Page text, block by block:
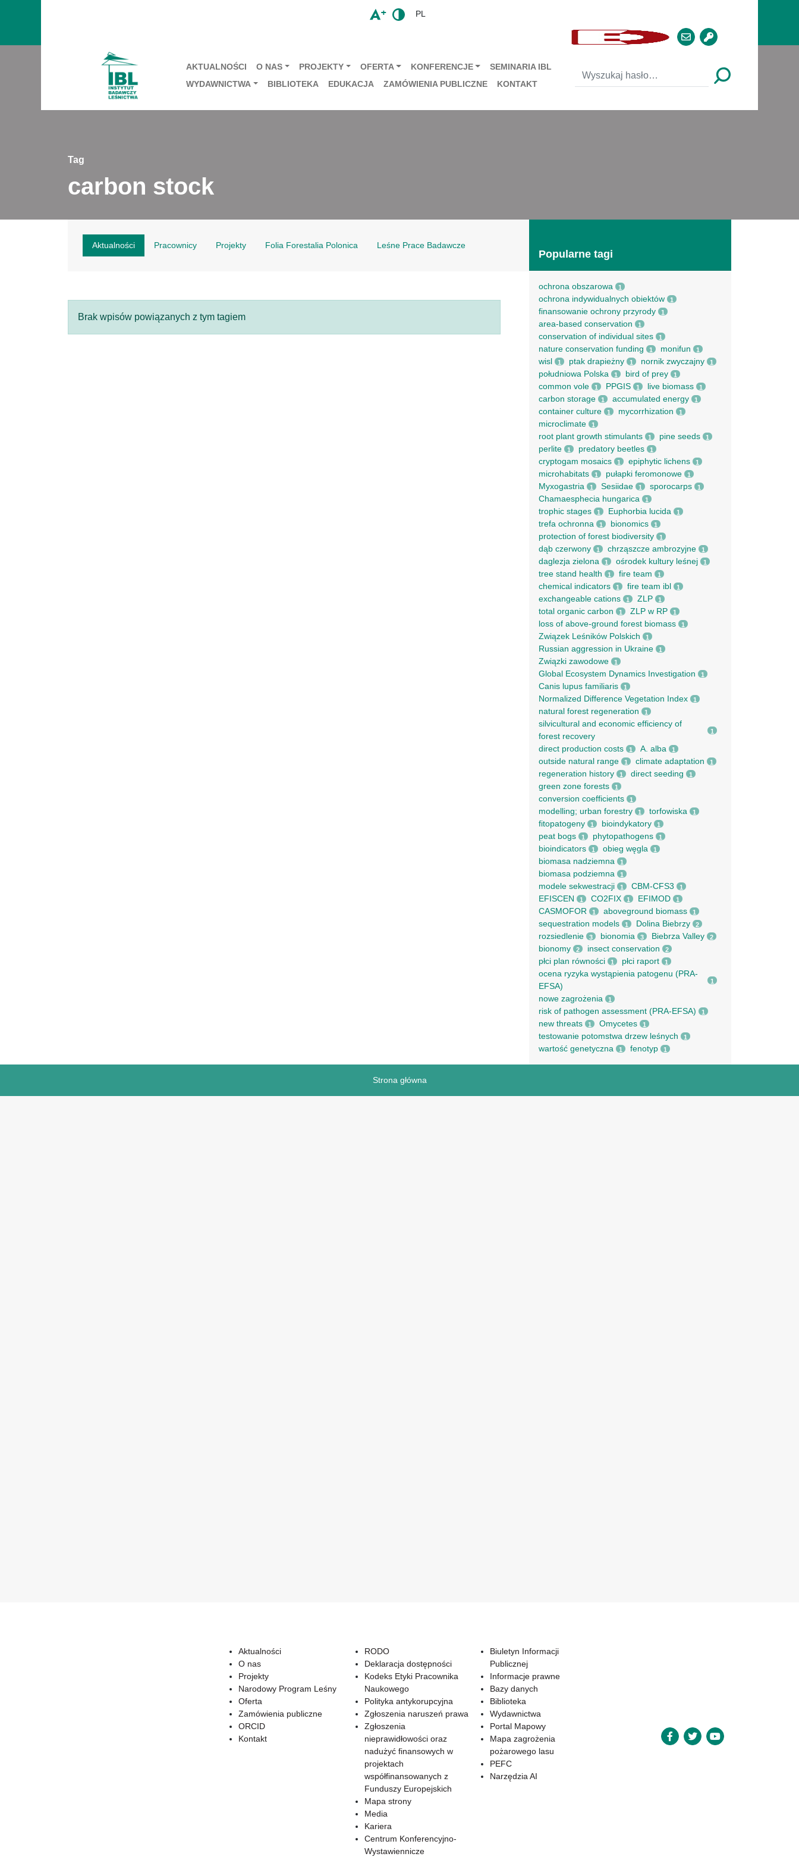
PL
AKTUALNOŚCI O NAS PROJEKTY OFERTA KONFERENCJE
SEMINARIA IBL
WYDAWNICTWA
BIBLIOTEKA EDUKACJA ZAMÓWIENIA PUBLICZNE KONTAKT
Tag
carbon stock
Aktualności Pracownicy Projekty Folia Forestalia Polonica Leśne Prace Badawcze
Brak wpisów powiązanych z tym tagiem
Popularne tagi
ochrona obszarowa 1
ochrona indywidualnych obiektów 1
finansowanie ochrony przyrody 1
area-based conservation 1
conservation of individual sites 1
nature conservation funding 1 monifun 1
wisl 1 ptak drapieżny 1 nornik zwyczajny 1
południowa Polska 1 bird of prey 1
common vole 1 PPGIS 1 live biomass 1
carbon storage 1 accumulated energy 1
container culture 1 mycorrhization 1
microclimate 1
root рlant growth stimulants 1 pine seeds 1
perlite 1 predatory beetles 1
cryptogam mosaics 1 epiphytic lichens 1
microhabitats 1 pułapki feromonowe 1
Myxogastria 1 Sesiidae 1 sporocarps 1
Chamaesphecia hungarica 1
trophic stages 1 Euphorbia lucida 1
trefa ochronna 1 bionomics 1
protection of forest biodiversity 1
dąb czerwony 1 chrząszcze ambrozyjne 1
daglezja zielona 1 ośrodek kultury leśnej 1
tree stand health 1 fire team 1
chemical indicators 1 fire team ibl 1
exchangeable cations 1 ZLP 1
total organic carbon 1 ZLP w RP 1
loss of above-ground forest biomass 1
Związek Leśników Polskich 1
Russian aggression in Ukraine 1
Związki zawodowe 1
Global Ecosystem Dynamics Investigation 1
Canis lupus familiaris 1
Normalized Difference Vegetation Index 1
natural forest regeneration 1
silvicultural and economic efficiency of
forest recovery
1
direct production costs 1 A. alba 1
outside natural range 1 climate adaptation 1
regeneration history 1 direct seeding 1
green zone forests 1
conversion coefficients 1
modelling; urban forestry 1 torfowiska 1
fitopatogeny 1 bioindykatory 1
peat bogs 1 phytopathogens 1
bioindicators 1 obieg węgla 1
biomasa nadziemna 1
biomasa podziemna 1
modele sekwestracji 1 CBM-CFS3 1
EFISCEN 1 CO2FIX 1 EFIMOD 1
CASMOFOR 1 aboveground biomass 1
sequestration models 1 Dolina Biebrzy 2
rozsiedlenie 3 bionomia 3 Biebrza Valley 2
bionomy 2 insect conservation 2
płci plan równości 1 płci raport 1
ocena ryzyka wystąpienia patogenu (PRA-
EFSA)
1
nowe zagrożenia 1
risk of pathogen assessment (PRA-EFSA) 1
new threats 1 Omycetes 1
testowanie potomstwa drzew leśnych 1
wartość genetyczna 1 fenotyp 1
Strona główna
Aktualności
O nas
Projekty
Narodowy Program Leśny
Oferta
Zamówienia publiczne
ORCID
Kontakt
RODO
Deklaracja dostępności
Kodeks Etyki Pracownika
Naukowego
Polityka antykorupcyjna
Zgłoszenia naruszeń prawa
Zgłoszenia
nieprawidłowości oraz
nadużyć finansowych w
projektach
współfinansowanych z
Funduszy Europejskich
Mapa strony
Media
Kariera
Centrum Konferencyjno-
Wystawiennicze
Biuletyn Informacji
Publicznej
Informacje prawne
Bazy danych
Biblioteka
Wydawnictwa
Portal Mapowy
Mapa zagrożenia
pożarowego lasu
PEFC
Narzędzia AI